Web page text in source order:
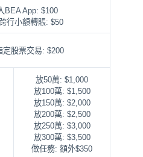
BEA App: $100
行小額轉賬: $50
定股票交易: $200
放50萬: $1,000
放100萬: $1,500
放150萬: $2,000
放200萬: $2,500
放250萬: $3,000
放300萬: $3,500
做任務: 額外$350